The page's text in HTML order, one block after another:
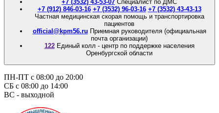
+7 (3532) 43-53-07 Специалист по ДМС
+7 (912) 846-03-16 +7 (3532) 96-03-16 +7 (3532) 43-43-13
Частная медицинская скорая помощь и транспортировка
пациентов
official@kpm56.ru Приемная руководителя (официальная
почта организации)
122 Единый колл - центр по поддержке населения
Оренбургской области
ПН-ПТ с 08:00 до 20:00
СБ с 08:00 до 14:00
ВС - выходной